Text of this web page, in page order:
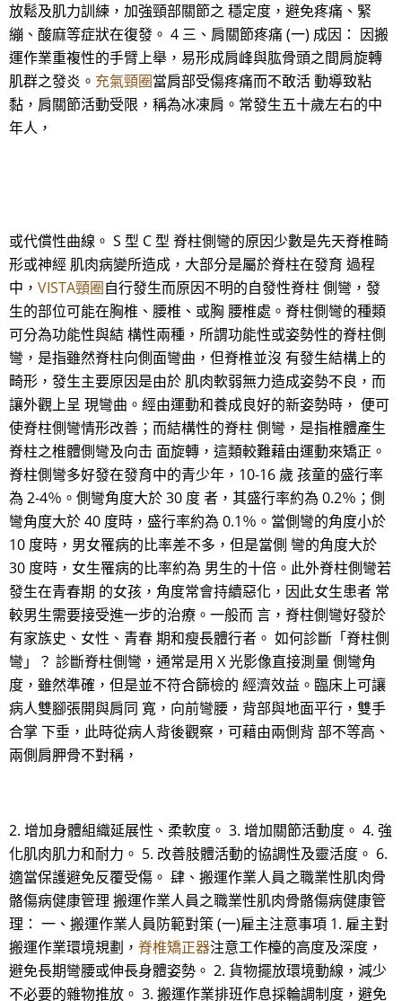
放鬆及肌力訓練，加強頸部關節之 穩定度，避免疼痛、緊
繃、酸麻等症狀在復發。 4 三、肩關節疼痛 (一) 成因： 因搬
運作業重複性的手臂上舉，易形成肩峰與肱骨頭之間肩旋轉
肌群之發炎。 充氣頸圈當肩部受傷疼痛而不敢活 動導致粘
黏，肩關節活動受限，稱為冰凍肩。常發生五十歲左右的中
年人，
或代償性曲線。 S 型 C 型 脊柱側彎的原因少數是先天脊椎畸
形或神經 肌肉病變所造成，大部分是屬於脊柱在發育 過程
中， VISTA頸圈自行發生而原因不明的自發性脊柱 側彎，發
生的部位可能在胸椎、腰椎、或胸 腰椎處。脊柱側彎的種類
可分為功能性與結 構性兩種，所謂功能性或姿勢性的脊柱側
彎，是指雖然脊柱向側面彎曲，但脊椎並沒 有發生結構上的
畸形，發生主要原因是由於 肌肉軟弱無力造成姿勢不良，而
讓外觀上呈 現彎曲。經由運動和養成良好的新姿勢時， 便可
使脊柱側彎情形改善；而結構性的脊柱 側彎，是指椎體產生
脊柱之椎體側彎及向击 面旋轉，這類較難藉由運動來矯正。
脊柱側彎多好發在發育中的青少年，10-16 歲 孩童的盛行率
為 2-4％。側彎角度大於 30 度 者，其盛行率約為 0.2％；側
彎角度大於 40 度時，盛行率約為 0.1％。當側彎的角度小於
10 度時，男女罹病的比率差不多，但是當側 彎的角度大於
30 度時，女生罹病的比率約為 男生的十倍。此外脊柱側彎若
發生在青春期 的女孩，角度常會持續惡化，因此女生患者 常
較男生需要接受進一步的治療。一般而 言，脊柱側彎好發於
有家族史、女性、青春 期和瘦長體行者。 如何診斷「脊柱側
彎」？ 診斷脊柱側彎，通常是用 X 光影像直接測量 側彎角
度，雖然準確，但是並不符合篩檢的 經濟效益。臨床上可讓
病人雙腳張開與肩同 寬，向前彎腰，背部與地面平行，雙手
合掌 下垂，此時從病人背後觀察，可藉由兩側背 部不等高、
兩側肩胛骨不對稱，
2. 增加身體組織延展性、柔軟度。 3. 增加關節活動度。 4. 強
化肌肉肌力和耐力。 5. 改善肢體活動的協調性及靈活度。 6.
適當保護避免反覆受傷。 肆、搬運作業人員之職業性肌肉骨
骼傷病健康管理 搬運作業人員之職業性肌肉骨骼傷病健康管
理： 一、搬運作業人員防範對策 (一)雇主注意事項 1. 雇主對
搬運作業環境規劃， 脊椎矯正器注意工作檯的高度及深度，
避免長期彎腰或伸長身體姿勢。 2. 貨物擺放環境動線，減少
不必要的雜物推放。 3. 搬運作業排班作息採輪調制度，避免